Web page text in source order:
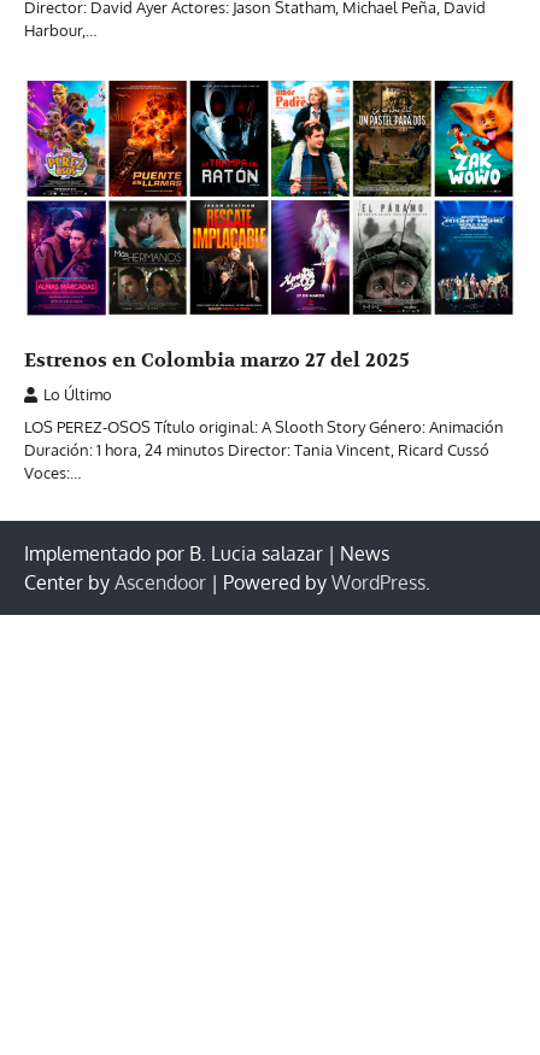
Director: David Ayer Actores: Jason Statham, Michael Peña, David
Harbour,…
Estrenos en Colombia marzo 27 del 2025
Lo Último
LOS PEREZ-OSOS Título original: A Slooth Story Género: Animación
Duración: 1 hora, 24 minutos Director: Tania Vincent, Ricard Cussó
Voces:…
Implementado por B. Lucia salazar | News
Center by Ascendoor | Powered by WordPress